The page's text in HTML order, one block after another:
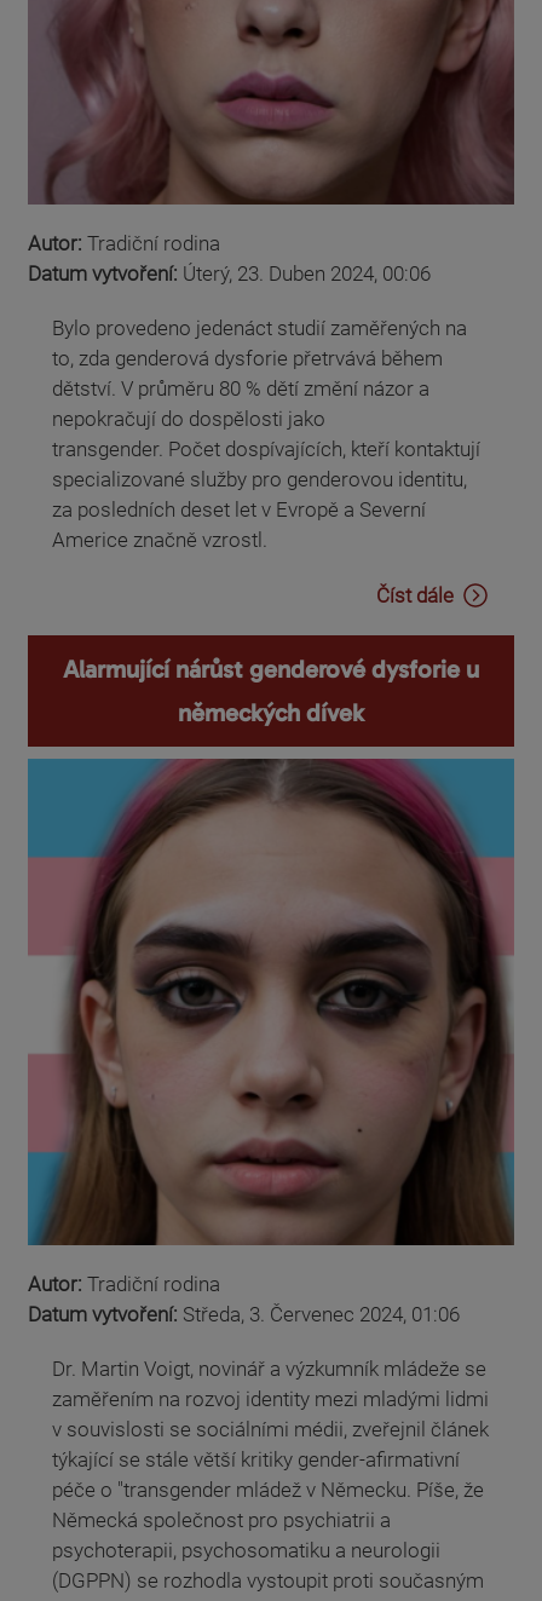
Autor: Tradiční rodina
Datum vytvoření: Úterý, 23. Duben 2024, 00:06
Bylo provedeno jedenáct studií zaměřených na
to, zda genderová dysforie přetrvává během
dětství. V průměru 80 % dětí změní názor a
nepokračují do dospělosti jako
transgender. Počet dospívajících, kteří kontaktují
specializované služby pro genderovou identitu,
za posledních deset let v Evropě a Severní
Americe značně vzrostl.
Číst dále
Alarmující nárůst genderové dysforie u
německých dívek
Autor: Tradiční rodina
Datum vytvoření: Středa, 3. Červenec 2024, 01:06
Dr. Martin Voigt, novinář a výzkumník mládeže se
zaměřením na rozvoj identity mezi mladými lidmi
v souvislosti se sociálními médii, zveřejnil článek
týkající se stále větší kritiky gender-afirmativní
péče o "transgender mládež v Německu. Píše, že
Německá společnost pro psychiatrii a
psychoterapii, psychosomatiku a neurologii
(DGPPN) se rozhodla vystoupit proti současným